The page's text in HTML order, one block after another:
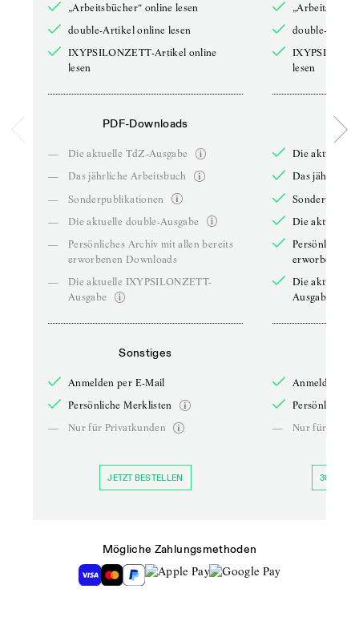
„Arbeitsbücher“ online lesen
double-Artikel online lesen
IXYPSILONZETT-Artikel online
lesen
PDF-Downloads
—
Die aktuelle TdZ-Ausgabe
—
Das jährliche Arbeitsbuch
—
Sonderpublikationen
—
Die aktuelle double-Ausgabe
—
Persönliches Archiv mit allen bereits
erworbenen Downloads
—
Die aktuelle IXYPSILONZETT-
Ausgabe
Sonstiges
Anmelden per E-Mail
Persönliche Merklisten
—
Nur für Privatkunden
JETZT BESTELLEN
double-
lesen
Die aktuelle
Das jährliche
Die aktuelle
Persönliches
erworbenen
Die aktuelle
Ausgabe
Anmelden
Persönliche
—
Nur für
30 TAGE
Mögliche Zahlungsmethoden